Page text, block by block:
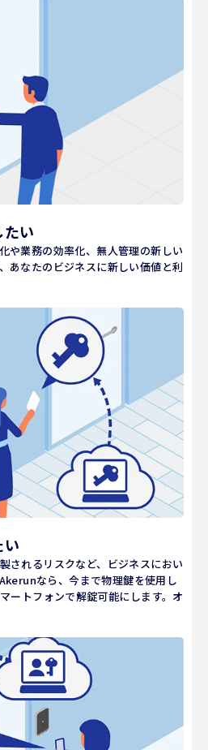
い
や業務の効率化、無人管理の新しい
あなたのビジネスに新しい価値と利
されるリスクなど、ビジネスにおい
なら、今まで物理鍵を使用し
ートフォンで解錠可能にします。オ